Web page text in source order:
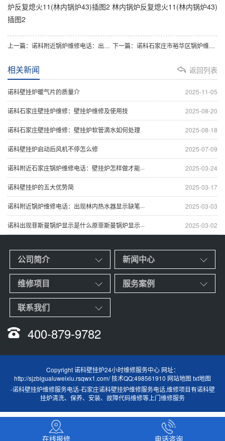
炉反复熄火11(林内锅炉43)插图2 林内锅炉反复熄火11(林内锅炉43)
插图2
上一篇：诺科附近锅炉维修电话：出现博世迷你锅炉故障代码怎么故障原因说明种解决方 下一篇：诺科石家庄市裕华区锅炉维修电话：瑰都啦咪锅炉不热什么原瑰都啦咪燃气
返回列表
相关新闻
2025-11-05
诺科壁挂炉暖气片的质量介
2025-08-20
诺科石家庄壁挂炉维修：壁挂炉维修及使用技
2025-08-18
诺科石家庄壁挂炉维修：壁挂炉软管滴水如何处理
2025-07-09
诺科壁挂炉启动后风机不停怎么修
2025-03-24
诺科附近石家庄锅炉维修电话：壁挂炉怎样做才能···
2025-03-17
诺科壁挂炉的五大优势简
2025-03-03
诺科附近锅炉维修电话：出现林内热水器显示缺笔···
2025-03-02
诺科出现菲斯曼锅炉显示是什么原菲斯曼锅炉显示···
公司简介 新闻中心
维修项目 服务案例
联系我们
400-879-9782
Copyright 诺科壁挂炉24小时维修服务中心 网址：
http://sjzbigualuweixiu.rsqwx1.com/ 技术QQ:498561910 网站地图 txt地图
-诺科壁挂炉维修服务电话-石家庄诺科壁挂炉维修服务电话,维修项目有诺科壁
挂炉清洗、保养、安装、故障代码维修等上门维修服务
在线报修 电话咨询